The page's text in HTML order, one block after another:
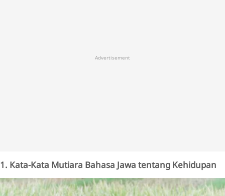
Advertisement
1. Kata-Kata Mutiara Bahasa Jawa tentang Kehidupan